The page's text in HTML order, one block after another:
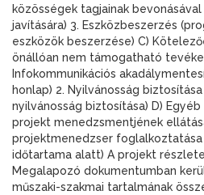
közösségek tagjainak
javítására) 3. Eszközbeszerzés
eszközök beszerzése) C)
önállóan nem támogatható
Infokommunikációs
honlap) 2. Nyilvánosság
nyilvánosság biztosítása) D)
projekt menedzsmentjének
projektmenedzser
időtartama alatt) A projekt
Megalapozó dokumentumban
műszaki-szakmai tartalmának